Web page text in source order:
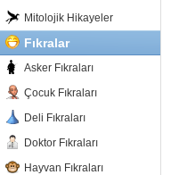
Mitolojik Hikayeler
Fıkralar
Asker Fıkraları
Çocuk Fıkraları
Deli Fıkraları
Doktor Fıkraları
Hayvan Fıkraları